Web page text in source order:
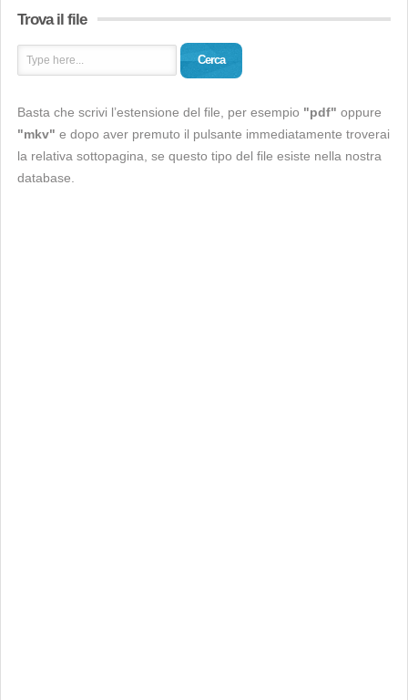
Trova il file
Cerca
Basta che scrivi l’estensione del file, per esempio "pdf" oppure
"mkv" e dopo aver premuto il pulsante immediatamente troverai
la relativa sottopagina, se questo tipo del file esiste nella nostra
database.